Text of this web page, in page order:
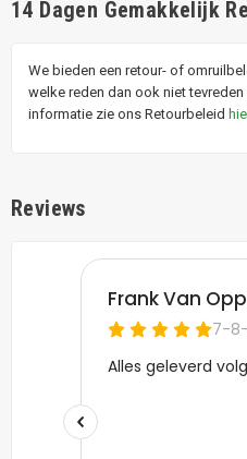
14 Dagen Gemakkelijk
We bieden een retour- of
welke reden dan ook niet
informatie zie ons Retourbeleid
Reviews